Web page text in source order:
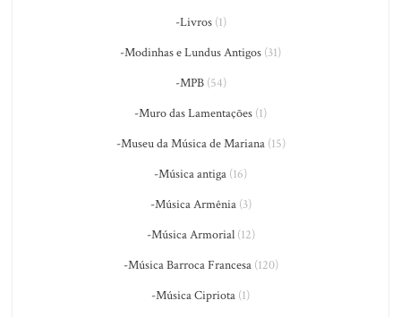
-Livros(1)
-Modinhas e Lundus Antigos (31)
-MPB(54)
-Muro das Lamentações (1)
-Museu da Música de Mariana(15)
-Música antiga (16)
-Música Armênia(3)
-Música Armorial(12)
-Música Barroca Francesa(120)
-Música Cipriota (1)